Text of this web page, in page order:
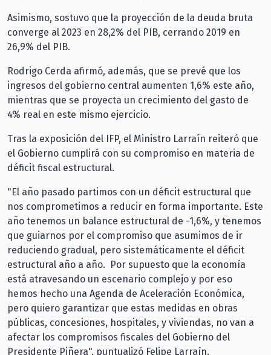
Asimismo, sostuvo que la proyección de la deuda bruta
converge al 2023 en 28,2% del PIB, cerrando 2019 en
26,9% del PIB.
Rodrigo Cerda afirmó, además, que se prevé que los
ingresos del gobierno central aumenten 1,6% este año,
mientras que se proyecta un crecimiento del gasto de
4% real en este mismo ejercicio.
Tras la exposición del IFP, el Ministro Larraín reiteró que
el Gobierno cumplirá con su compromiso en materia de
déficit fiscal estructural.
"El año pasado partimos con un déficit estructural que
nos comprometimos a reducir en forma importante. Este
año tenemos un balance estructural de -1,6%, y tenemos
que guiarnos por el compromiso que asumimos de ir
reduciendo gradual, pero sistemáticamente el déficit
estructural año a año. Por supuesto que la economía
está atravesando un escenario complejo y por eso
hemos hecho una Agenda de Aceleración Económica,
pero quiero garantizar que estas medidas en obras
públicas, concesiones, hospitales, y viviendas, no van a
afectar los compromisos fiscales del Gobierno del
Presidente Piñera", puntualizó Felipe Larraín.